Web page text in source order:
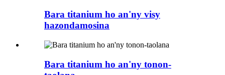
Bara titanium ho an'ny visy
hazondamosina
Bara titanium ho an'ny tonon-